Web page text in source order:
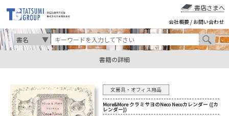
書店さまへ
会社概要 / お問い合わせ
書籍の詳細
文房具・オフィス用品
More&More クラミサヨのNeco Necoカレンダー ([カ
レンダー])